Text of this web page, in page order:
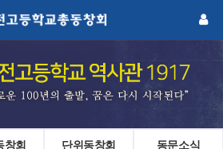
창회 단위동창회 동문소식